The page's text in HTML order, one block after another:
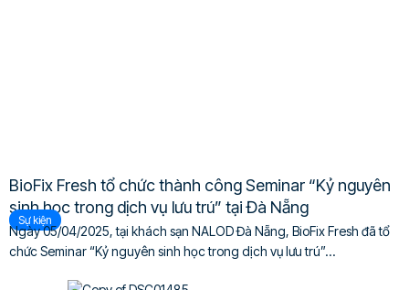
BioFix Fresh tổ chức thành công Seminar “Kỷ nguyên
sinh học trong dịch vụ lưu trú” tại Đà Nẵng
Sự kiện
Ngày 05/04/2025, tại khách sạn NALOD Đà Nẵng, BioFix Fresh đã tổ
chức Seminar “Kỷ nguyên sinh học trong dịch vụ lưu trú”...